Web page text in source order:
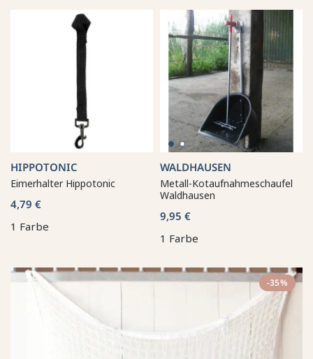
HIPPOTONIC
Eimerhalter Hippotonic
4,79 €
1 Farbe
WALDHAUSEN
Metall-Kotaufnahmeschaufel
Waldhausen
9,95 €
1 Farbe
-35%